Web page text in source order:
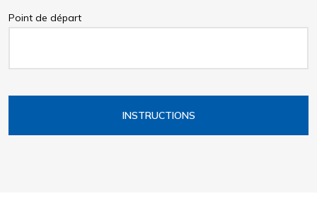
Point de départ
INSTRUCTIONS